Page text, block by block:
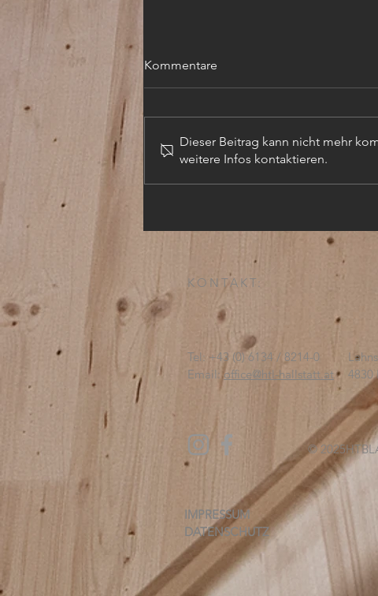
Kommentare
Dieser Beitrag kann nicht mehr
weitere Infos kontaktieren.
KONTAKT:
Tel: +43 (0) 6134 / 8214-0
Email:office@htl-hallstatt.at
4830
© 2025
IMPRESSUM
DATENSCHUTZ